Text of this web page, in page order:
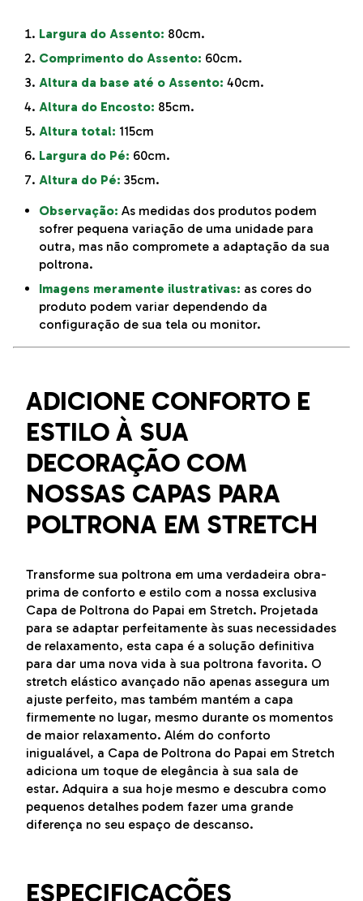
Largura do Assento: 80cm.
Comprimento do Assento: 60cm.
Altura da base até o Assento: 40cm.
Altura do Encosto: 85cm.
Altura total: 115cm
Largura do Pé: 60cm.
Altura do Pé: 35cm.
Observação: As medidas dos produtos podem
sofrer pequena variação de uma unidade para
outra, mas não compromete a adaptação da sua
poltrona.
Imagens meramente ilustrativas: as cores do
produto podem variar dependendo da
configuração de sua tela ou monitor.
ADICIONE CONFORTO E
ESTILO À SUA
DECORAÇÃO COM
NOSSAS CAPAS PARA
POLTRONA EM STRETCH
Transforme sua poltrona em uma verdadeira obra-
prima de conforto e estilo com a nossa exclusiva
Capa de Poltrona do Papai em Stretch. Projetada
para se adaptar perfeitamente às suas necessidades
de relaxamento, esta capa é a solução definitiva
para dar uma nova vida à sua poltrona favorita. O
stretch elástico avançado não apenas assegura um
ajuste perfeito, mas também mantém a capa
firmemente no lugar, mesmo durante os momentos
de maior relaxamento. Além do conforto
inigualável, a Capa de Poltrona do Papai em Stretch
adiciona um toque de elegância à sua sala de
estar. Adquira a sua hoje mesmo e descubra como
pequenos detalhes podem fazer uma grande
diferença no seu espaço de descanso.
ESPECIFICAÇÕES